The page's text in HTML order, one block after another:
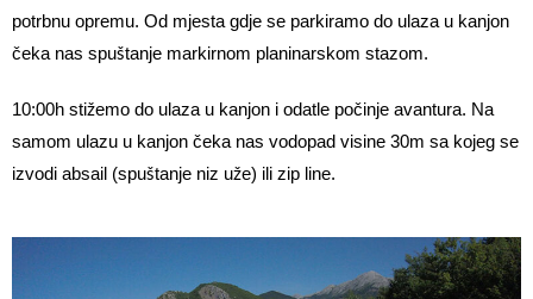
potrbnu opremu. Od mjesta gdje se parkiramo do ulaza u kanjon
čeka nas spuštanje markirnom planinarskom stazom.
10:00h stižemo do ulaza u kanjon i odatle počinje avantura. Na
samom ulazu u kanjon čeka nas vodopad visine 30m sa kojeg se
izvodi absail (spuštanje niz uže) ili zip line.